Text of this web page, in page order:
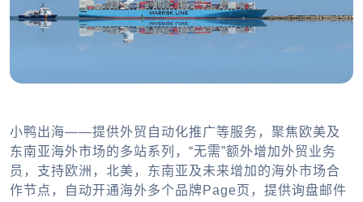
小鸭出海——提供外贸自动化推广等服务，聚焦欧美及
东南亚海外市场的多站系列，“无需”额外增加外贸业务
员，支持欧洲，北美，东南亚及未来增加的海外市场合
作节点，自动开通海外多个品牌Page页，提供询盘邮件